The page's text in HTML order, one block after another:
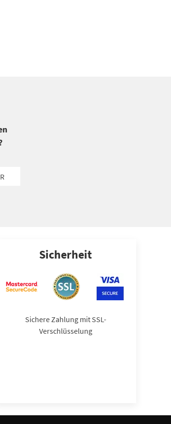
Sicherheit
Sichere Zahlung mit SSL-
Verschlüsselung